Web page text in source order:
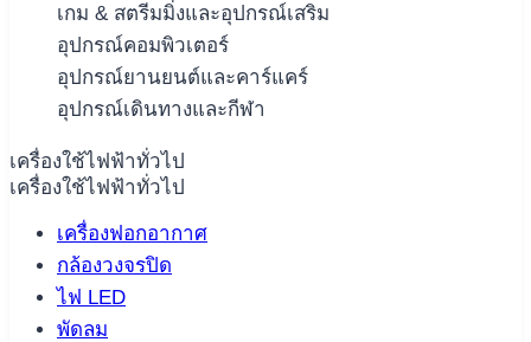
เกม & สตรีมมิ่งและอุปกรณ์เสริม
อุปกรณ์คอมพิวเตอร์
อุปกรณ์ยานยนต์และคาร์แคร์
อุปกรณ์เดินทางและกีฬา
เครื่องใช้ไฟฟ้าทั่วไป
เครื่องใช้ไฟฟ้าทั่วไป
เครื่องฟอกอากาศ
กล้องวงจรปิด
ไฟ LED
พัดลม